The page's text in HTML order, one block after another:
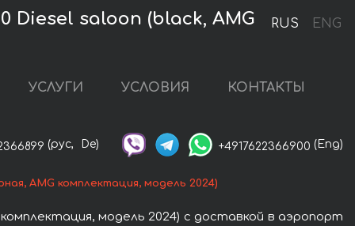
RUS ENG
Diesel saloon (black, AMG
УСЛУГИ УСЛОВИЯ КОНТАКТЫ
(рус, De) +4917622366900 (Eng)
AMG комплектация, модель 2024)
модель 2024) с доставкой в аэропорт